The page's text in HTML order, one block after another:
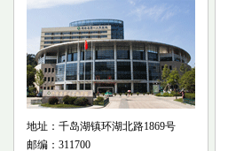
地址：千岛湖镇环湖北路1869号
邮编：311700